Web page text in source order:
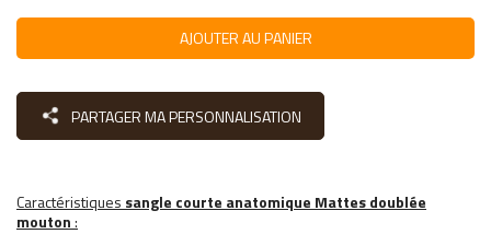
AJOUTER AU PANIER
PARTAGER MA PERSONNALISATION
Caractéristiques sangle courte anatomique Mattes doublée
mouton: